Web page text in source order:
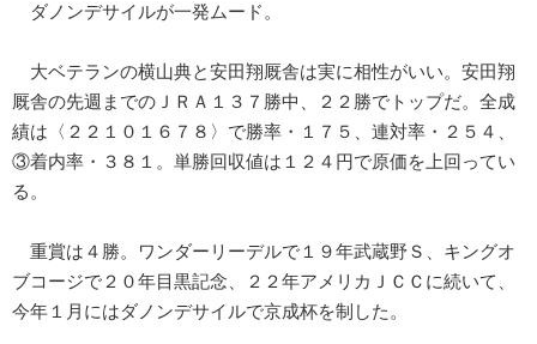
ダノンデサイルが一発ムード。
大ベテランの横山典と安田翔厩舎は実に相性がいい。安田翔
厩舎の先週までのＪＲＡ１３７勝中、２２勝でトップだ。全成
績は〈２２１０１６７８〉で勝率・１７５、連対率・２５４、
③着内率・３８１。単勝回収値は１２４円で原価を上回ってい
る。
重賞は４勝。ワンダーリーデルで１９年武蔵野Ｓ、キングオ
ブコージで２０年目黒記念、２２年アメリカＪＣＣに続いて、
今年１月にはダノンデサイルで京成杯を制した。